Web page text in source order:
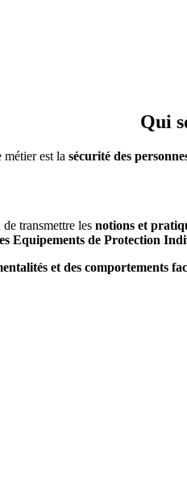
Qui
est la sécurité des
de transmettre les notions et
Equipements de Protection
et des comportements